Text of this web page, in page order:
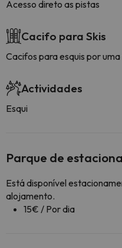
Acesso direto as pistas
Cacifo para Skis
Cacifos para esquis por
Actividades
Esqui
Parque de
Está disponível
alojamento.
15€ / Por dia